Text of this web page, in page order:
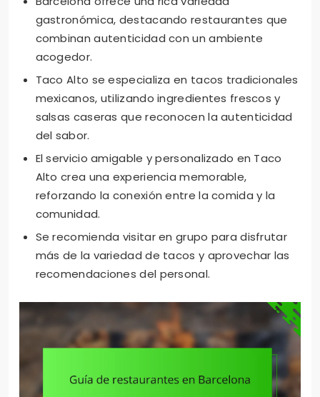
gastronómica, destacando restaurantes que
combinan autenticidad con un ambiente
acogedor.
Taco Alto se especializa en tacos tradicionales
mexicanos, utilizando ingredientes frescos y
salsas caseras que reconocen la autenticidad
del sabor.
El servicio amigable y personalizado en Taco
Alto crea una experiencia memorable,
reforzando la conexión entre la comida y la
comunidad.
Se recomienda visitar en grupo para disfrutar
más de la variedad de tacos y aprovechar las
recomendaciones del personal.